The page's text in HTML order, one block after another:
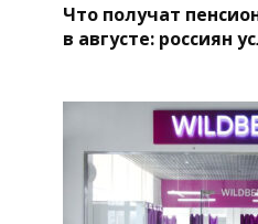
Что получат
в августе: россиян